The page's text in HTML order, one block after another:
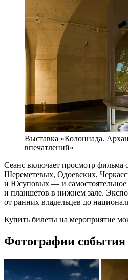
Выставка «Колоннада.
впечатлений»
Сеанс включает просмотр фильма
Шереметевых, Одоевских,
и Юсуповых — и самостоятельное
и планшетов в нижнем зале.
от ранних владельцев до
Купить билеты на мероприятие
Фотографии события